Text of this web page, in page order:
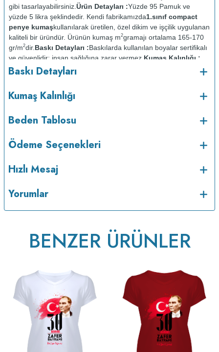
gibi tasarlayabilirsiniz. Ürün Detayları :Yüzde 95 Pamuk ve
yüzde 5 likra şeklindedir. Kendi fabrikamızda1.sınıf compact
penye kumaşkullanılarak üretilen, özel dikim ve işçilik uygulanan
kaliteli bir üründür. Ürünün kumaş m2gramajı ortalama 165-170
gr/m2dir. Baskı Detayları :Baskılarda kullanılan boyalar sertifikalı
ve güvenlidir; insan sağlığına zarar vermez. Kumaş Kalınlığı :
yapılmaz.
Kurutma makinesinde kurutulmaz. Orta ısıda ve tersten
ütülenir.
Baskı Detayları
Kumaş Kalınlığı
Beden Tablosu
Ödeme Seçenekleri
Hızlı Mesaj
Yorumlar
BENZER ÜRÜNLER